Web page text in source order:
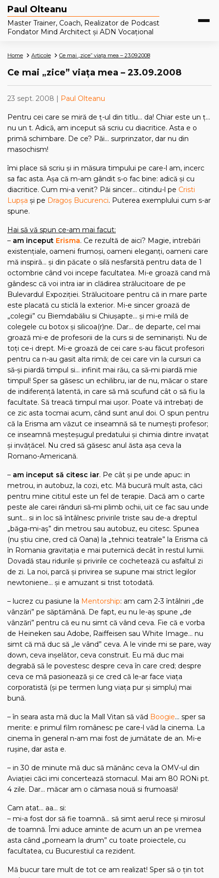
Paul Olteanu
Master Trainer, Coach, Realizator de Podcast
Fondator Mind Architect și ADN Vocațional
Home Articole Ce mai „zice” viața mea – 23.09.2008
Ce mai „zice” viața mea – 23.09.2008
23 sept. 2008 | Paul Olteanu
Pentru cei care se miră de ţ-ul din titlu… da! Chiar este un ţ…
nu un t. Adică, am inceput să scriu cu diacritice. Asta e o
primă schimbare. De ce? Păi… surprinzator, dar nu din
masochism!
îmi place să scriu şi in măsura timpului pe care-l am, incerc
sa fac asta. Aşa că m-am gândit s-o fac bine: adică şi cu
diacritice. Cum mi-a venit? Păi sincer… citindu-l pe Cristi
Lupşa şi pe Dragoş Bucurenci. Puterea exemplului cum s-ar
spune.
Hai să vă spun ce-am mai facut:
– am inceput Erisma. Ce rezultă de aici? Magie, intrebări
existenţiale, oameni frumoşi, oameni eleganţi, oameni care
mă inspiră… şi din păcate o silă nesfarsită pentru data de 1
octombrie când voi incepe facultatea. Mi-e groază cand mă
gândesc că voi intra iar in clădirea strălucitoare de pe
Bulevardul Expoziţiei. Strălucitoare pentru că in mare parte
este placată cu sticlă la exterior. Mi-e sincer groază de
„colegii” cu Biemdabăliu si Chiuşapte… şi mi-e milă de
colegele cu botox şi silicoa(r)ne. Dar… de departe, cel mai
groază mi-e de profesorii de la curs si de seminarişti. Nu de
toţi ce-i drept. Mi-e groază de cei care s-au făcut profesori
pentru ca n-au gasit alta rimă; de cei care vin la cursuri ca
să-şi piardă timpul si… infinit mai rău, ca să-mi piardă mie
timpul! Sper sa găsesc un echilibru, iar de nu, măcar o stare
de indiferenţă latentă, in care să mă scufund cât o să fiu la
facultate. Să treacă timpul mai uşor. Poate vă intrebaţi de
ce zic asta tocmai acum, când sunt anul doi. O spun pentru
că la Erisma am văzut ce inseamnă să te numeşti profesor;
ce inseamnă meşteşugul predatului şi chimia dintre invaţat
şi invăţăcel. Nu cred să găsesc anul ăsta aşa ceva la
Romano-Americană.
– am inceput să citesc iar. Pe cât şi pe unde apuc: in
metrou, in autobuz, la cozi, etc. Mă bucură mult asta, căci
pentru mine cititul este un fel de terapie. Dacă am o carte
peste ale carei rânduri să-mi plimb ochii, uit ce fac sau unde
sunt… si in loc să întâlnesc privirile triste sau de-a dreptul
„băga-mi-aş” din metrou sau autobuz, eu citesc. Spunea
(nu ştiu cine, cred că Oana) la „tehnici teatrale” la Erisma că
în Romania gravitaţia e mai puternică decât în restul lumii.
Dovadă stau ridurile şi privirile ce cochetează cu asfaltul zi
de zi. La noi, parcă şi privirea se supune mai strict legilor
newtoniene… şi e amuzant si trist totodată.
– lucrez cu pasiune la Mentorship: am cam 2-3 întâlniri „de
vânzări” pe săptămână. De fapt, eu nu le-aş spune „de
vânzări” pentru că eu nu simt că vând ceva. Fie că e vorba
de Heineken sau Adobe, Raiffeisen sau White Image… nu
simt că mă duc să „le vând” ceva. A le vinde mi se pare, way
down, ceva inşelător, ceva construit. Eu mă duc mai
degrabă să le povestesc despre ceva în care cred; despre
ceva ce mă pasionează şi ce cred că le-ar face viaţa
corporatistă (şi pe termen lung viaţa pur şi simplu) mai
bună.
– în seara asta mă duc la Mall Vitan să văd Boogie… sper sa
merite: e primul film românesc pe care-l văd la cinema. La
cinema în general n-am mai fost de jumătate de an. Mi-e
ruşine, dar asta e.
– in 30 de minute mă duc să mănânc ceva la OMV-ul din
Aviaţiei căci imi concertează stomacul. Mai am 80 RONi pt.
4 zile. Dar… măcar am o cămasa nouă si frumoasă!
Cam atat… aa… si:
– mi-a fost dor să fie toamnă… să simt aerul rece şi mirosul
de toamnă. Îmi aduce aminte de acum un an pe vremea
asta când „porneam la drum” cu toate proiectele, cu
facultatea, cu Bucurestiul ca rezident.
Mă bucur tare mult de tot ce am realizat! Sper să o ţin tot